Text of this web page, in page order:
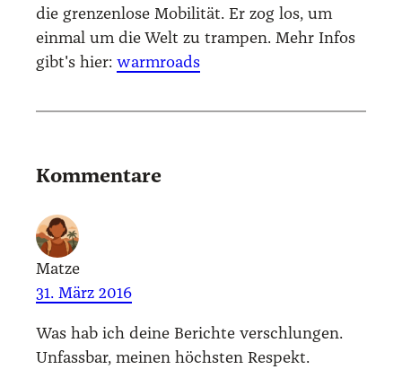
die grenzenlose Mobilität. Er zog los, um
einmal um die Welt zu trampen. Mehr Infos
gibt's hier: warmroads
Kommentare
Matze
31. März 2016
Was hab ich dei­ne Berich­te ver­schlun­gen.
Unfass­bar, mei­nen höchs­ten Respekt.